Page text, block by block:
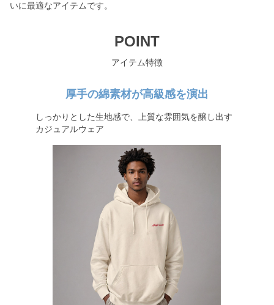
いに最適なアイテムです。
POINT
アイテム特徴
厚手の綿素材が高級感を演出
しっかりとした生地感で、上質な雰囲気を醸し出す
カジュアルウェア